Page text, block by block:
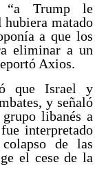
“a Trump le
hubiera matado
a que los
eliminar a un
Axios.
que Israel y
y señaló
libanés a
interpretado
de las
el cese de la